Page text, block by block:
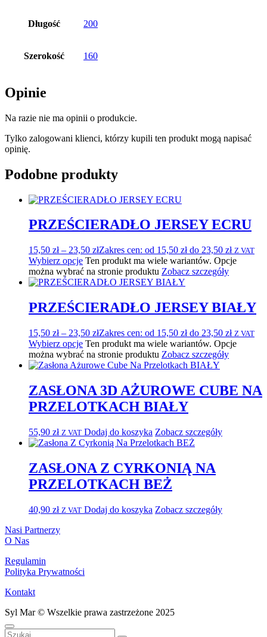
Długość 200
Szerokość 160
Opinie
Na razie nie ma opinii o produkcie.
Tylko zalogowani klienci, którzy kupili ten produkt mogą napisać
opinię.
Podobne produkty
PRZEŚCIERADŁO JERSEY ECRU
15,50 zł – 23,50 złZakres cen: od 15,50 zł do 23,50 zł Z VAT
Wybierz opcje Ten produkt ma wiele wariantów. Opcje
można wybrać na stronie produktu Zobacz szczegóły
PRZEŚCIERADŁO JERSEY BIAŁY
15,50 zł – 23,50 złZakres cen: od 15,50 zł do 23,50 zł Z VAT
Wybierz opcje Ten produkt ma wiele wariantów. Opcje
można wybrać na stronie produktu Zobacz szczegóły
ZASŁONA 3D AŻUROWE CUBE NA
PRZELOTKACH BIAŁY
55,90 zł Z VAT Dodaj do koszyka Zobacz szczegóły
ZASŁONA Z CYRKONIĄ NA
PRZELOTKACH BEŻ
40,90 zł Z VAT Dodaj do koszyka Zobacz szczegóły
Nasi Partnerzy
O Nas
Regulamin
Polityka Prywatności
Kontakt
Syl Mar © Wszelkie prawa zastrzeżone 2025